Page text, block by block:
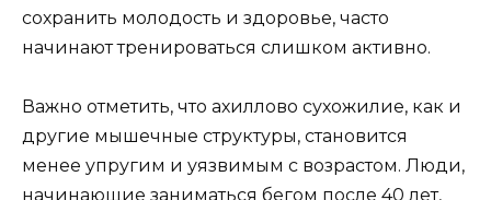
сохранить молодость и здоровье, часто
начинают тренироваться слишком активно.
Важно отметить, что ахиллово сухожилие, как и
другие мышечные структуры, становится
менее упругим и уязвимым с возрастом. Люди,
начинающие заниматься бегом после 40 лет,